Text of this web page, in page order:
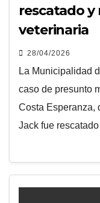
rescatado y
veterinaria
28/04/2026
La Municipalidad
caso de presunto
Costa Esperanza,
Jack fue